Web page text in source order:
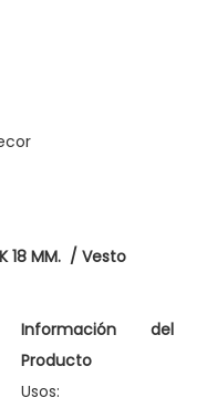
18 MM. / Vesto
Información del
Producto
Usos: